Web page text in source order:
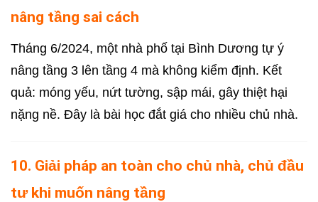
nâng tầng sai cách
Tháng 6/2024, một nhà phố tại Bình Dương tự ý
nâng tầng 3 lên tầng 4 mà không kiểm định. Kết
quả: móng yếu, nứt tường, sập mái, gây thiệt hại
nặng nề. Đây là bài học đắt giá cho nhiều chủ nhà.
10. Giải pháp an toàn cho chủ nhà, chủ đầu
tư khi muốn nâng tầng